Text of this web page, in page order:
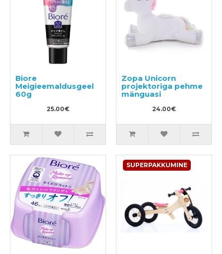
Biore
Meigieemaldusgeel
60g
25.00€
Zopa Unicorn
projektoriga pehme
mänguasi
24.00€
SUPERPAKKUMINE